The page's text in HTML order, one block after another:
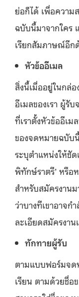
ย่อก็ได้ เพื่อความ
ฉบับนี้มาจากใคร
เรียกสัมภาษณ์อีก
หัวข้ออีเมล
สิ่งนี้เมื่ออยู่ในกล่
อีเมลของเรา ผู้รั
ที่เราตั้งหัวข้ออีเ
ของจดหมายฉบับ
ระบุตำแหน่งให้ชั
พิทักษ์ราตรี’ หรือ
สำหรับสมัครงาน
ว่าบางทีเขาอาจก
ละเอียดสมัครงาน
ทักทายผู้รับ
ตามแบบฟอร์มจด
เรียน ตามด้วยชื่อ